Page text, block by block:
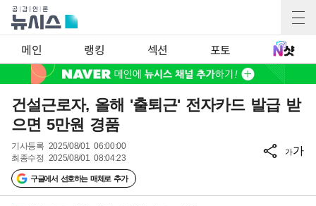
메인 랭킹 섹션 포토
건설근로자, 올해 '출퇴근' 전자카드 발급 받
으면 5만원 경품
기사등록 2025/08/01 06:00:00
최종수정 2025/08/01 08:04:23
구글에서 선호하는 매체로 추가
가가